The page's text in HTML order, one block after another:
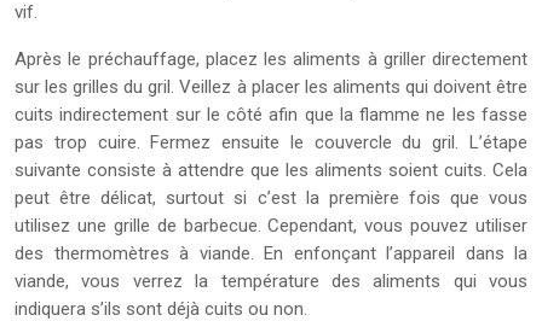
vif.
Après le préchauffage, placez les aliments à griller directement
sur les grilles du gril. Veillez à placer les aliments qui doivent être
cuits indirectement sur le côté afin que la flamme ne les fasse
pas trop cuire. Fermez ensuite le couvercle du gril. L’étape
suivante consiste à attendre que les aliments soient cuits. Cela
peut être délicat, surtout si c’est la première fois que vous
utilisez une grille de barbecue. Cependant, vous pouvez utiliser
des thermomètres à viande. En enfonçant l’appareil dans la
viande, vous verrez la température des aliments qui vous
indiquera s’ils sont déjà cuits ou non.